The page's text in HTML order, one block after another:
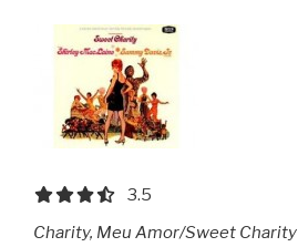
3.5 out of 5.0 stars
3.5
Charity, Meu Amor/Sweet Charity